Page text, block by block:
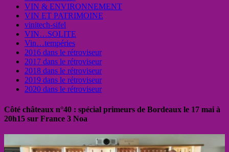
VIN & ENVIRONNEMENT
VIN ET PATRIMOINE
vinitech-sifel
VIN…SOLITE
Vin…tempéries
2016 dans le rétroviseur
2017 dans le rétroviseur
2018 dans le rétroviseur
2019 dans le rétroviseur
2020 dans le rétroviseur
Côté châteaux n°40 : spécial primeurs de Bordeaux le 17 mai à
20h15 sur France 3 Noa